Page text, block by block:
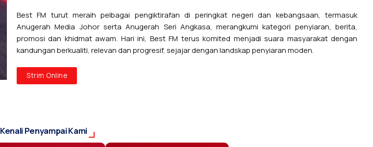
Best FM turut meraih pelbagai pengiktirafan di peringkat negeri dan kebangsaan, termasuk
Anugerah Media Johor serta Anugerah Seri Angkasa, merangkumi kategori penyiaran, berita,
promosi dan khidmat awam. Hari ini, Best FM terus komited menjadi suara masyarakat dengan
kandungan berkualiti, relevan dan progresif, sejajar dengan landskap penyiaran moden.
Strim Online
Kenali Penyampai Kami